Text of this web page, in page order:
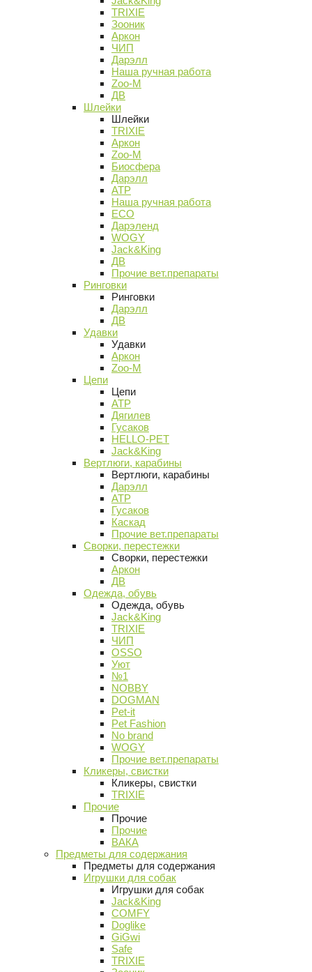
TRIXIE
Зооник
Аркон
ЧИП
Дарэлл
Наша ручная работа
Zoo-M
ДВ
Шлейки
Шлейки
TRIXIE
Аркон
Zoo-M
Биосфера
Дарэлл
АТР
Наша ручная работа
ECO
Дарэленд
WOGY
Jack&King
ДВ
Прочие вет.препараты
Ринговки
Ринговки
Дарэлл
ДВ
Удавки
Удавки
Аркон
Zoo-M
Цепи
Цепи
АТР
Дягилев
Гусаков
HELLO-PET
Jack&King
Вертлюги, карабины
Вертлюги, карабины
Дарэлл
АТР
Гусаков
Каскад
Прочие вет.препараты
Сворки, перестежки
Сворки, перестежки
Аркон
ДВ
Одежда, обувь
Одежда, обувь
Jack&King
TRIXIE
ЧИП
OSSO
Уют
№1
NOBBY
DOGMAN
Pet-it
Pet Fashion
No brand
WOGY
Прочие вет.препараты
Кликеры, свистки
Кликеры, свистки
TRIXIE
Прочие
Прочие
Прочие
ВАКА
Предметы для содержания
Предметы для содержания
Игрушки для собак
Игрушки для собак
Jack&King
COMFY
Doglike
GiGwi
Safe
TRIXIE